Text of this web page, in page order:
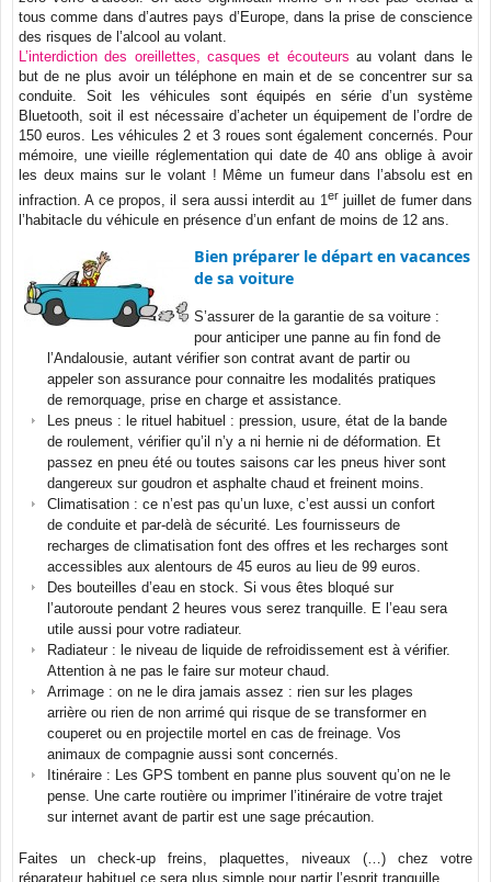
tous comme dans d’autres pays d’Europe, dans la prise de conscience
des risques de l’alcool au volant.
L’interdiction des oreillettes, casques et écouteurs au volant dans le
but de ne plus avoir un téléphone en main et de se concentrer sur sa
conduite. Soit les véhicules sont équipés en série d’un système
Bluetooth, soit il est nécessaire d’acheter un équipement de l’ordre de
150 euros. Les véhicules 2 et 3 roues sont également concernés. Pour
mémoire, une vieille réglementation qui date de 40 ans oblige à avoir
les deux mains sur le volant ! Même un fumeur dans l’absolu est en
infraction. A ce propos, il sera aussi interdit au 1 er juillet de fumer dans
l’habitacle du véhicule en présence d’un enfant de moins de 12 ans.
Bien préparer le départ en vacances
de sa voiture
S’assurer de la garantie de sa voiture :
pour anticiper une panne au fin fond de
l’Andalousie, autant vérifier son contrat avant de partir ou
appeler son assurance pour connaitre les modalités pratiques
de remorquage, prise en charge et assistance.
Les pneus : le rituel habituel : pression, usure, état de la bande
de roulement, vérifier qu’il n’y a ni hernie ni de déformation. Et
passez en pneu été ou toutes saisons car les pneus hiver sont
dangereux sur goudron et asphalte chaud et freinent moins.
Climatisation : ce n’est pas qu’un luxe, c’est aussi un confort
de conduite et par-delà de sécurité. Les fournisseurs de
recharges de climatisation font des offres et les recharges sont
accessibles aux alentours de 45 euros au lieu de 99 euros.
Des bouteilles d’eau en stock. Si vous êtes bloqué sur
l’autoroute pendant 2 heures vous serez tranquille. E l’eau sera
utile aussi pour votre radiateur.
Radiateur : le niveau de liquide de refroidissement est à vérifier.
Attention à ne pas le faire sur moteur chaud.
Arrimage : on ne le dira jamais assez : rien sur les plages
arrière ou rien de non arrimé qui risque de se transformer en
couperet ou en projectile mortel en cas de freinage. Vos
animaux de compagnie aussi sont concernés.
Itinéraire : Les GPS tombent en panne plus souvent qu’on ne le
pense. Une carte routière ou imprimer l’itinéraire de votre trajet
sur internet avant de partir est une sage précaution.
Faites un check-up freins, plaquettes, niveaux (…) chez votre
réparateur habituel ce sera plus simple pour partir l’esprit tranquille.